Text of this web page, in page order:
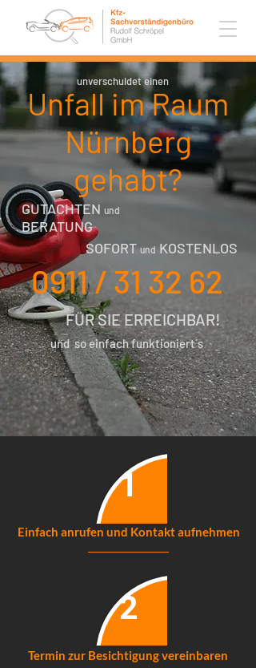
Unfall im Raum
Nürnberg
gehabt?
unverschuldet einen
GUTACHTEN und
BERATUNG
SOFORT und KOSTENLOS
0911 / 31 32 62
und so einfach funktioniert´s
FÜR SIE ERREICHBAR!
1
Einfach anrufen und Kontakt aufnehmen
2
Termin zur Besichtigung vereinbaren